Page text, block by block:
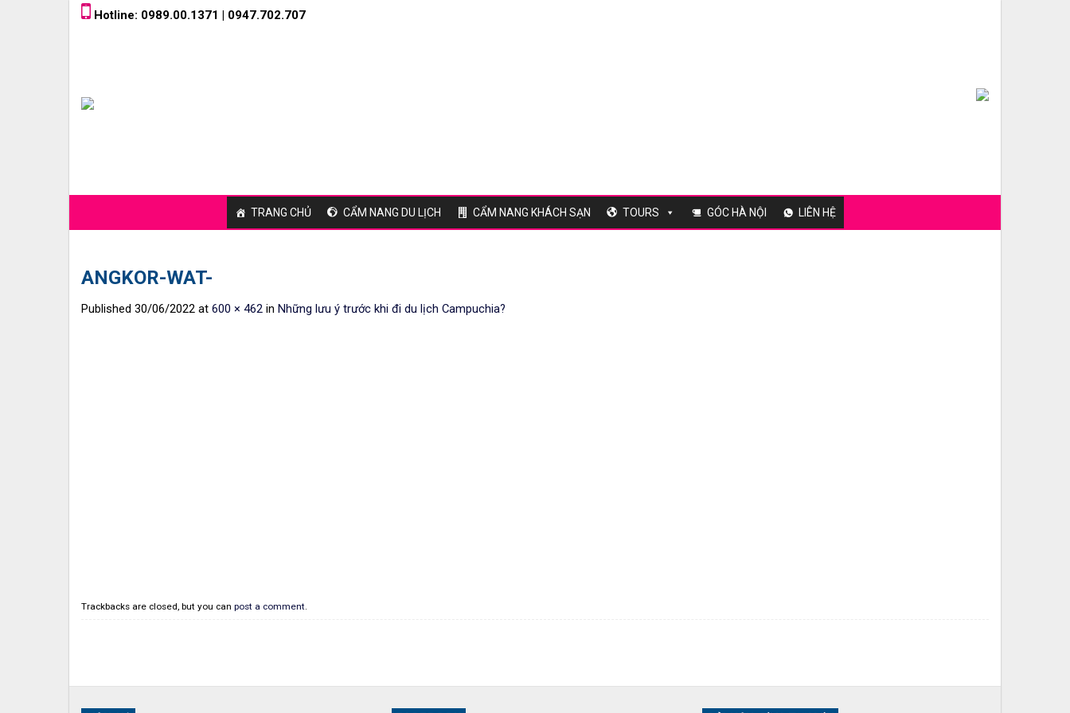
Skip Hotline: 0989.00.1371 | 0947.702.707
TRANG CHỦ CẨM NANG DU LỊCH CẨM NANG KHÁCH SẠN TOURS GÓC HÀ NỘI LIÊN HỆ
ANGKOR-WAT-
Published 30/06/2022 at 600 × 462 in Những lưu ý trước khi đi du lịch Campuchia?
Trackbacks are closed, but you can post a comment.